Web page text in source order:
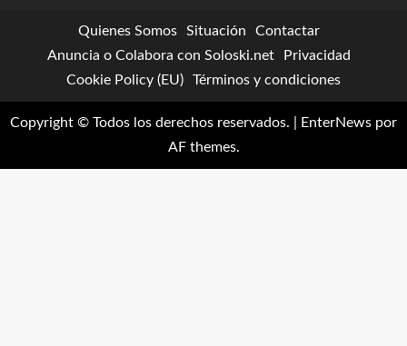
Quienes Somos Situación
Contactar
Anuncia o Colabora con Soloski.net
Privacidad
Cookie Policy (EU)
Términos y condiciones
Copyright © Todos los derechos reservados. EnterNews por
AF themes.